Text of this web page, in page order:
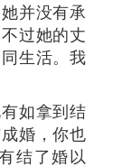
并没有承
过她的丈
生活。我
如拿到结
婚，你也
结了婚以